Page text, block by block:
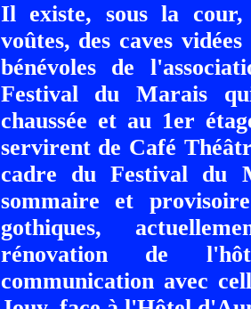
Il existe, sous la
voûtes, des caves
bénévoles de
Festival du Marais
chaussée et au 1er
servirent de Café
cadre du Festival du
sommaire et
gothiques,
rénovation de
communication avec